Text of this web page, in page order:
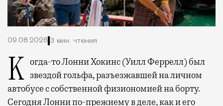
09.08.2026 3 мин. чтения
Когда-то Лонни Хокинс (Уилл Феррелл) был звездой гольфа, разъезжавшей на личном
автобусе с собственной физиономией на борту.
Сегодня Лонни по-прежнему в деле, как и его